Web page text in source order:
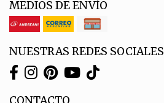
MEDIOS DE ENVÍO
NUESTRAS REDES SOCIALES